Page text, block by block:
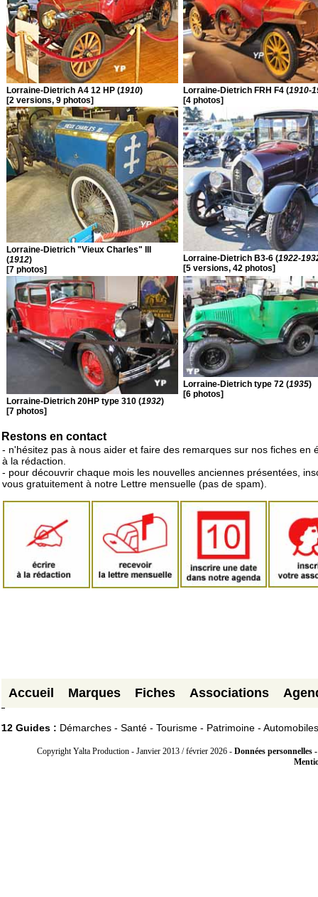
Lorraine-Dietrich A4 12 HP (1910)
[2 versions, 9 photos]
Lorraine-Dietrich FRH F4 (1910-
[4 photos]
Lorraine-Dietrich "Vieux Charles" III
(1912)
[7 photos]
Lorraine-Dietrich B3-6 (1922-
[5 versions, 42 photos]
Lorraine-Dietrich 20HP type 310 (1932)
[7 photos]
Lorraine-Dietrich type 72 (1935)
[6 photos]
Restons en contact
- n'hésitez pas à nous aider et faire des remarques sur nos fiches en
à la rédaction.
- pour découvrir chaque mois les nouvelles anciennes présentées,
vous gratuitement à notre Lettre mensuelle (pas de spam).
Accueil Marques Fiches Associations
12 Guides : Démarches - Santé - Tourisme - Patrimoine - Automobiles
Copyright Yalta Production - Janvier 2013 / février 2026 - Données personnelles